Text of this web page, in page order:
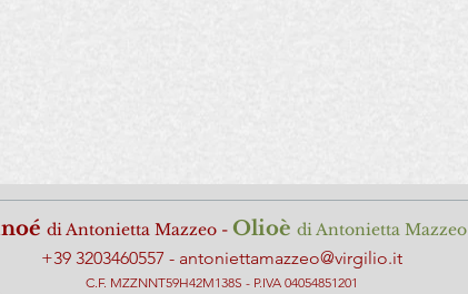
di Antonietta Mazzeo - Olioè di Antonietta Mazzeo
+39 3203460557 - antoniettamazzeo@virgilio.it
C.F. MZZNNT59H42M138S - P.IVA 04054851201